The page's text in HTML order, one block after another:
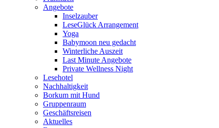
Angebote
Inselzauber
LeseGlück Arrangement
Yoga
Babymoon neu gedacht
Winterliche Auszeit
Last Minute Angebote
Private Wellness Night
Lesehotel
Nachhaltigkeit
Borkum mit Hund
Gruppenraum
Geschäftsreisen
Aktuelles